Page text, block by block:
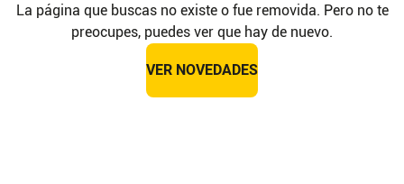
La página que buscas no existe o fue removida. Pero no te
preocupes, puedes ver que hay de nuevo.
VER NOVEDADES